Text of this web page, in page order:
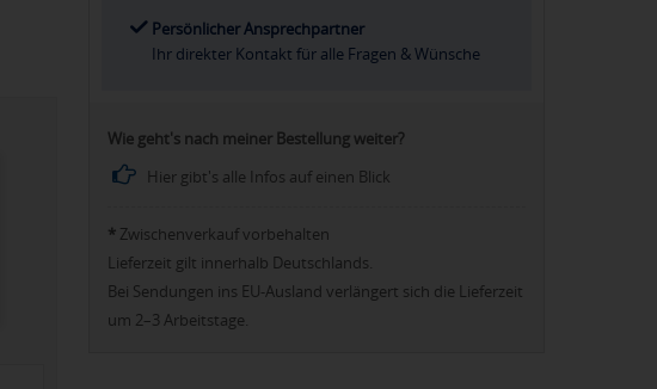
Persönlicher Ansprechpartner
Ihr direkter Kontakt für alle Fragen & Wünsche
Wie geht's nach meiner Bestellung weiter?
Hier gibt's alle Infos auf einen Blick
* Zwischenverkauf vorbehalten
Lieferzeit gilt innerhalb Deutschlands.
Bei Sendungen ins EU-Ausland verlängert sich die Lieferzeit
um 2–3 Arbeitstage.